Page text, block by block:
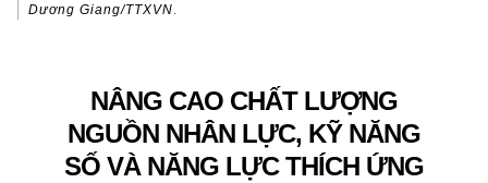
Dương Giang/TTXVN.
NÂNG CAO CHẤT LƯỢNG
NGUỒN NHÂN LỰC, KỸ NĂNG
SỐ VÀ NĂNG LỰC THÍCH ỨNG